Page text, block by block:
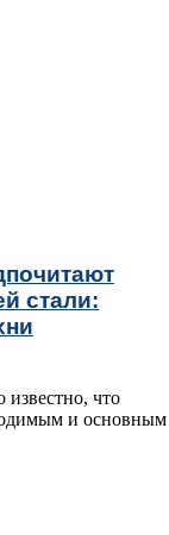
стали:
что
и основным